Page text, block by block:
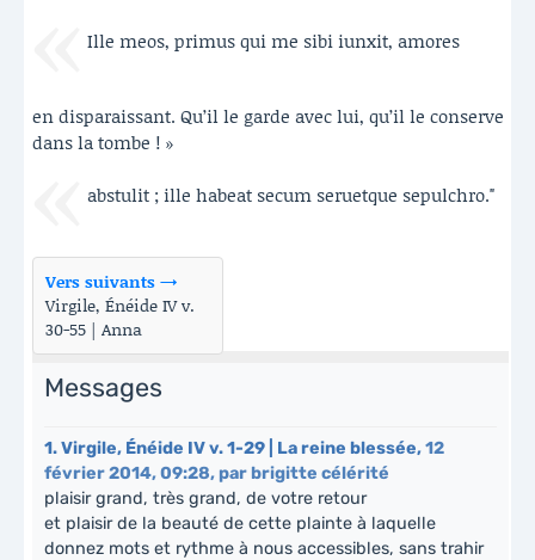
Ille meos, primus qui me sibi iunxit, amores
en disparaissant. Qu’il le garde avec lui, qu’il le conserve
dans la tombe ! »
abstulit ; ille habeat secum seruetque sepulchro."
Vers suivants →
Virgile, Énéide IV v.
30-55 | Anna
Messages
1.Virgile, Énéide IV v. 1-29 | La reine blessée,12
février 2014, 09:28,parbrigitte célérité
plaisir grand, très grand, de votre retour
et plaisir de la beauté de cette plainte à laquelle
donnez mots et rythme à nous accessibles, sans trahir